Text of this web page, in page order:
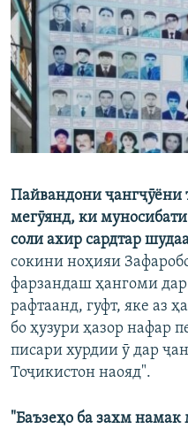
ГУЗОРИШҲОИ РАДИОӢ
Русский
ПАЙГИРӢ КУНЕД
Ҳамаи сомонаҳои
Пайвандони ҷангҷӯёни
мегӯянд, ки
соли ахир сардтар
сокини ноҳияи
фарзандаш ҳангоми
рафтаанд, гуфт, яке аз
бо ҳузури ҳазор нафар
писари хурдии ӯ дар
Тоҷикистон наояд".
"Баъзеҳо ба захм